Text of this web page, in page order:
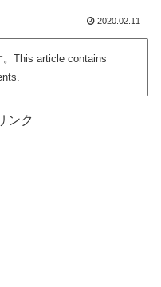
2020.02.11
This article contains
ンク